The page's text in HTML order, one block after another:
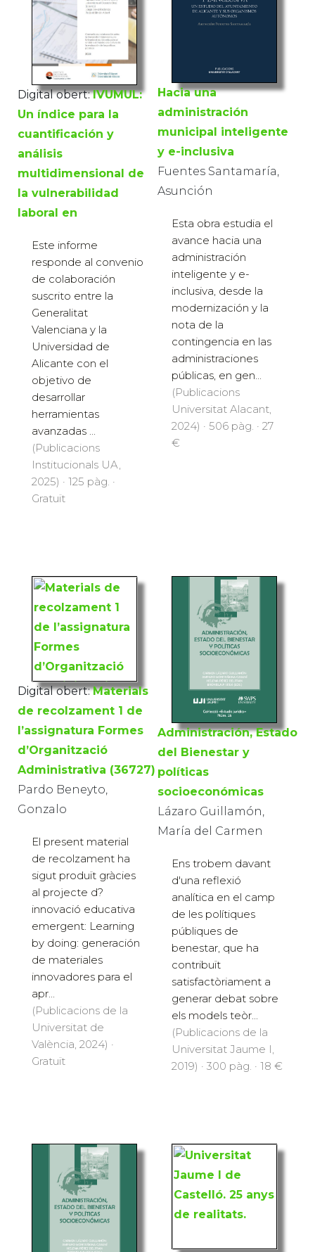
Digital obert: IVUMUL:
Un índice para la
cuantificación y
análisis
multidimensional de
la vulnerabilidad
laboral en
Este informe
responde al convenio
de colaboración
suscrito entre la
Generalitat
Valenciana y la
Universidad de
Alicante con el
objetivo de
desarrollar
herramientas
avanzadas ...
(Publicacions
Institucionals UA,
2025) · 125 pàg. ·
Gratuït
Hacia una
administración
municipal inteligente
y e-inclusiva
Fuentes Santamaría,
Asunción
Esta obra estudia el
avance hacia una
administración
inteligente y e-
inclusiva, desde la
modernización y la
nota de la
contingencia en las
administraciones
públicas, en gen...
(Publicacions
Universitat Alacant,
2024) · 506 pàg. · 27
€
Digital obert: Materials
de recolzament 1 de
l’assignatura Formes
d’Organització
Administrativa (36727)
Pardo Beneyto,
Gonzalo
El present material
de recolzament ha
sigut produït gràcies
al projecte d?
innovació educativa
emergent: Learning
by doing: generación
de materiales
innovadores para el
apr...
(Publicacions de la
Universitat de
València, 2024) ·
Gratuït
Administración, Estado
del Bienestar y
políticas
socioeconómicas
Lázaro Guillamón,
María del Carmen
Ens trobem davant
d'una reflexió
analítica en el camp
de les polítiques
públiques de
benestar, que ha
contribuït
satisfactòriament a
generar debat sobre
els models teòr...
(Publicacions de la
Universitat Jaume I,
2019) · 300 pàg. · 18 €